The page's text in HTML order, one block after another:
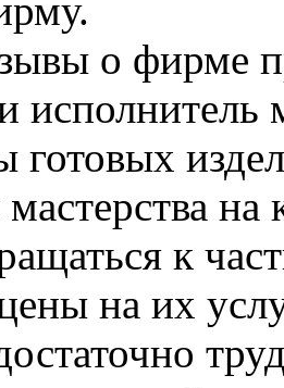
о фирме
исполнитель
готовых
мастерства
к
на их